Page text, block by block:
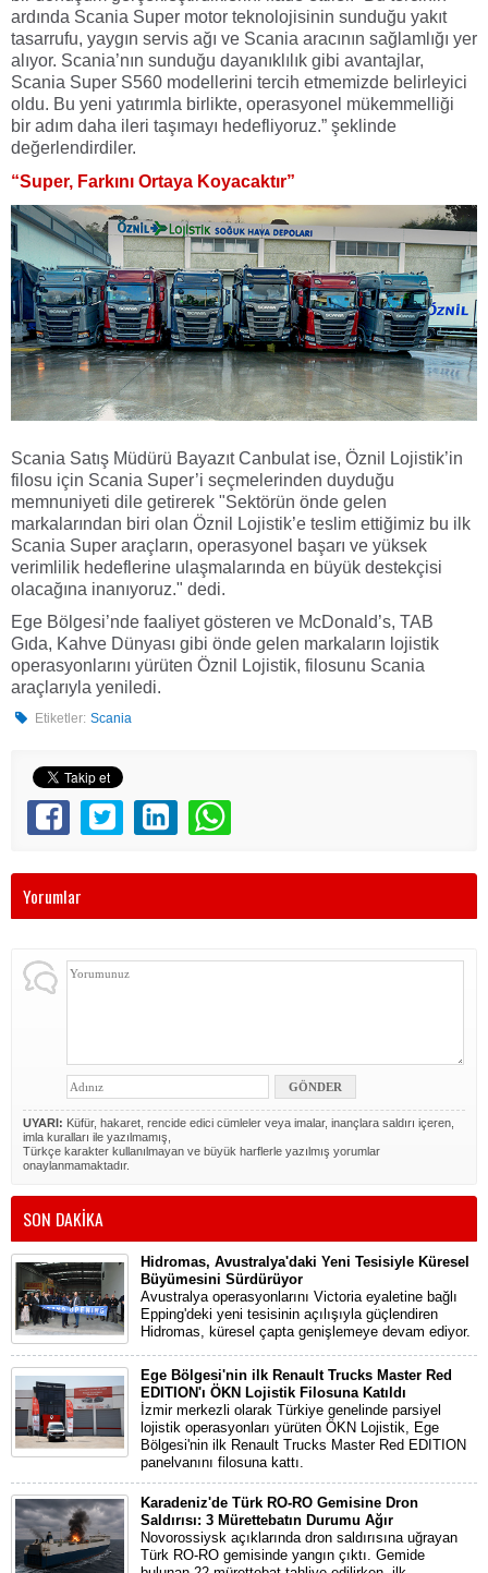
ardında Scania Super motor teknolojisinin sunduğu yakıt
tasarrufu, yaygın servis ağı ve Scania aracının sağlamlığı yer
alıyor. Scania’nın sunduğu dayanıklılık gibi avantajlar,
Scania Super S560 modellerini tercih etmemizde belirleyici
oldu. Bu yeni yatırımla birlikte, operasyonel mükemmelliği
bir adım daha ileri taşımayı hedefliyoruz.” şeklinde
değerlendirdiler.
“Super, Farkını Ortaya Koyacaktır”
Scania Satış Müdürü Bayazıt Canbulat ise, Öznil Lojistik’in
filosu için Scania Super’i seçmelerinden duyduğu
memnuniyeti dile getirerek "Sektörün önde gelen
markalarından biri olan Öznil Lojistik’e teslim ettiğimiz bu ilk
Scania Super araçların, operasyonel başarı ve yüksek
verimlilik hedeflerine ulaşmalarında en büyük destekçisi
olacağına inanıyoruz." dedi.
Ege Bölgesi’nde faaliyet gösteren ve McDonald’s, TAB
Gıda, Kahve Dünyası gibi önde gelen markaların lojistik
operasyonlarını yürüten Öznil Lojistik, filosunu Scania
araçlarıyla yeniledi.
Etiketler: Scania
Yorumlar
UYARI: Küfür, hakaret, rencide edici cümleler veya imalar, inançlara saldırı içeren,
imla kuralları ile yazılmamış,
Türkçe karakter kullanılmayan ve büyük harflerle yazılmış yorumlar
onaylanmamaktadır.
SON DAKİKA
Hidromas, Avustralya'daki Yeni Tesisiyle Küresel
Büyümesini Sürdürüyor
Avustralya operasyonlarını Victoria eyaletine bağlı
Epping'deki yeni tesisinin açılışıyla güçlendiren
Hidromas, küresel çapta genişlemeye devam ediyor.
Ege Bölgesi'nin ilk Renault Trucks Master Red
EDITION'ı ÖKN Lojistik Filosuna Katıldı
İzmir merkezli olarak Türkiye genelinde parsiyel
lojistik operasyonları yürüten ÖKN Lojistik, Ege
Bölgesi'nin ilk Renault Trucks Master Red EDITION
panelvanını filosuna kattı.
Karadeniz'de Türk RO-RO Gemisine Dron
Saldırısı: 3 Mürettebatın Durumu Ağır
Novorossiysk açıklarında dron saldırısına uğrayan
Türk RO-RO gemisinde yangın çıktı. Gemide